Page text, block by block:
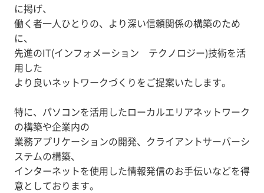
に掲げ、
働く者一人ひとりの、より深い信頼関係の構築のため
に、
先進のIT(インフォメーション テクノロジー)技術を活
用した
より良いネットワークづくりをご提案いたします。
特に、パソコンを活用したローカルエリアネットワーク
の構築や企業内の
業務アプリケーションの開発、クライアントサーバーシ
ステムの構築、
インターネットを使用した情報発信のお手伝いなどを得
意としております。